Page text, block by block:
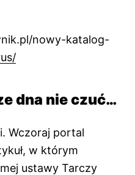
nowy-katalog-
dna nie czuć…
Wczoraj portal
w którym
ustawy Tarczy